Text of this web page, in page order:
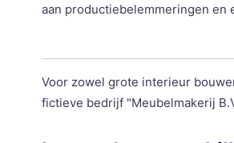
aan productiebelemmeringen en
Voor zowel grote interieur
fictieve bedrijf "Meubelmakerij